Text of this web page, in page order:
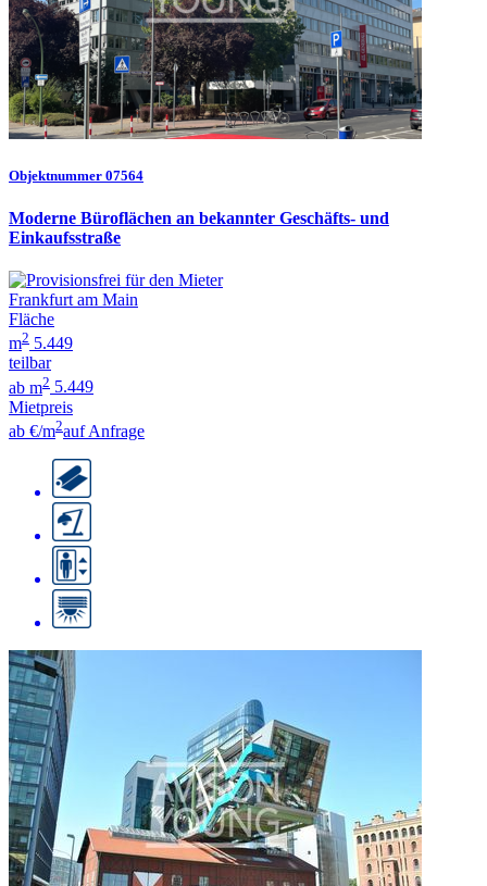
Objektnummer 07564
Moderne Büroflächen an bekannter Geschäfts- und
Einkaufsstraße
Frankfurt am Main
Fläche
m2 5.449
teilbar
ab m2 5.449
Mietpreis
ab €/m2auf Anfrage